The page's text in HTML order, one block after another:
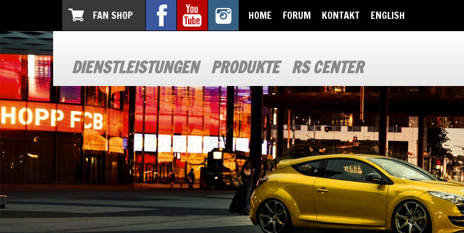
FAN SHOP HOME FORUM KONTAKT ENGLISH
DIENSTLEISTUNGEN PRODUKTE RS CENTER